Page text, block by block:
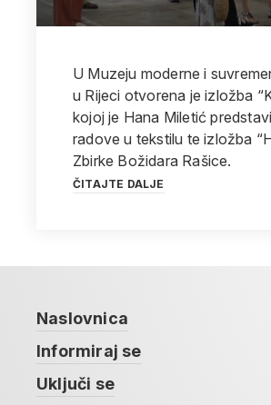
U Muzeju moderne i
u Rijeci otvorena je izložba
kojoj je Hana Miletić
radove u tekstilu te izložba
Zbirke Božidara Rašice.
ČITAJTE DALJE
Naslovnica
Informiraj se
Uključi se